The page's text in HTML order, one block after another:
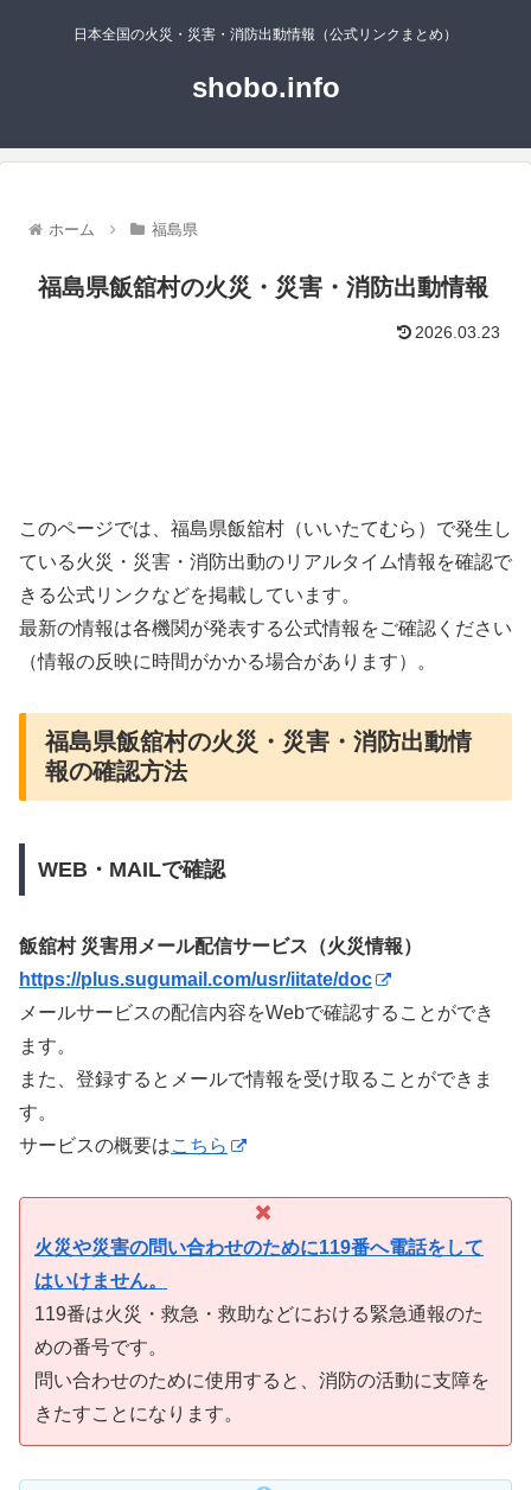
日本全国の火災・災害・消防出動情報（公式リンクまとめ）
shobo.info
ホーム 福島県
福島県飯舘村の火災・災害・消防出動情報
2026.03.23
このページでは、福島県飯舘村（いいたてむら）で発生し
ている火災・災害・消防出動のリアルタイム情報を確認で
きる公式リンクなどを掲載しています。
最新の情報は各機関が発表する公式情報をご確認ください
（情報の反映に時間がかかる場合があります）。
福島県飯舘村の火災・災害・消防出動情
報の確認方法
WEB・MAILで確認
飯舘村 災害用メール配信サービス（火災情報）
https://plus.sugumail.com/usr/iitate/doc
メールサービスの配信内容をWebで確認することができ
ます。
また、登録するとメールで情報を受け取ることができま
す。
サービスの概要はこちら
火災や災害の問い合わせのために119番へ電話をして
はいけません。
119番は火災・救急・救助などにおける緊急通報のた
めの番号です。
問い合わせのために使用すると、消防の活動に支障を
きたすことになります。